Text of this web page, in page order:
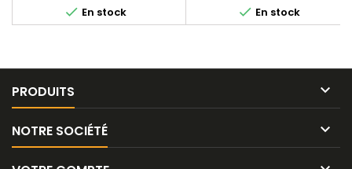
 En stock  En stock
PRODUITS 
NOTRE SOCIÉTÉ 